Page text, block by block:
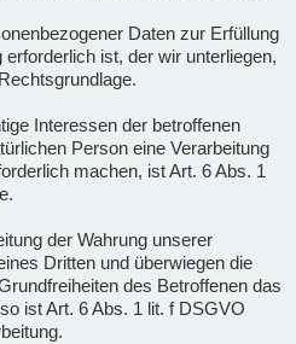
Daten zur Erfüllung
ist, der wir unterliegen,
Interessen der betroffenen
Person eine Verarbeitung
machen, ist Art. 6 Abs. 1
der Wahrung unserer
Dritten und überwiegen die
des Betroffenen das
ist Art. 6 Abs. 1 lit. f DSGVO